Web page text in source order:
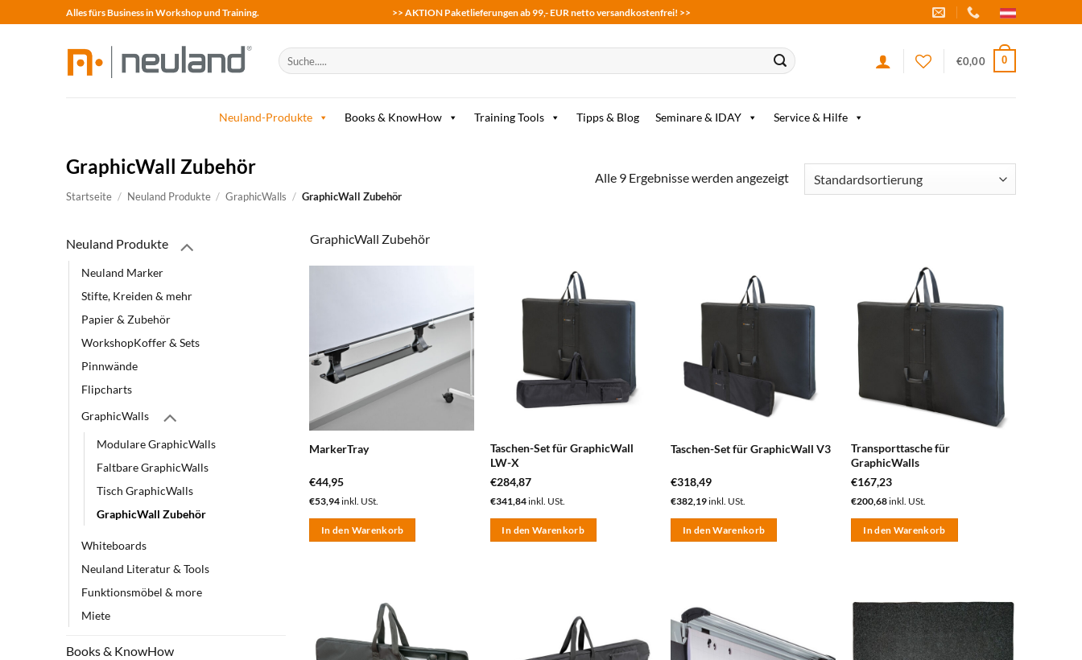
to
Alles fürs Business in Workshop und Training. >> AKTION Paketlieferungen ab 99,- EUR netto versandkostenfrei! >>
Suche
nach:
€0,00 0
Neuland-Produkte Books & KnowHow Training Tools Tipps & Blog Seminare & IDAY Service & Hilfe
GraphicWall Zubehör
Startseite / Neuland Produkte / GraphicWalls / GraphicWall Zubehör
Alle 9 Ergebnisse werden angezeigt
Neuland Produkte
Neuland Marker
Stifte, Kreiden & mehr
Papier & Zubehör
WorkshopKoffer & Sets
Pinnwände
Flipcharts
GraphicWalls
Modulare GraphicWalls
Faltbare GraphicWalls
Tisch GraphicWalls
GraphicWall Zubehör
Whiteboards
Neuland Literatur & Tools
Funktionsmöbel & more
Miete
Books & KnowHow
GraphicWall Zubehör
Merkzettel
hinzufügen
MarkerTray
€44,95
€53,94inkl. USt.
In den Warenkorb
zum
Taschen-Set für GraphicWall
LW-X
€284,87
€341,84inkl. USt.
In den Warenkorb
zum
Merkzettel
Taschen-Set für GraphicWall V3
€318,49
€382,19inkl. USt.
In den Warenkorb
zum
Merkzettel
Transporttasche für
GraphicWalls
€167,23
€200,68inkl. USt.
In den Warenkorb
hinzufügen
hinzufügen
zum
Merkzettel
hinzufügen